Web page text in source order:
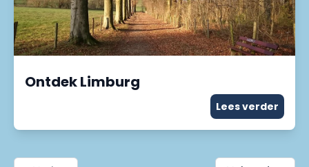
Ontdek Limburg
Lees verder